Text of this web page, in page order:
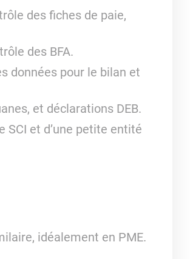
des fiches de paie,
des BFA.
données pour le bilan et
et déclarations DEB.
SCI et d’une petite entité
idéalement en PME.